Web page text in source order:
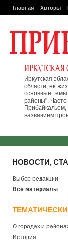
Главная Авторы
Иркутская
области, ее
основные темы
районы". Часто
названием
НОВОСТИ,
Выбор редакции
Все материалы
ТЕМАТИЧЕСКИ
О городах и
История